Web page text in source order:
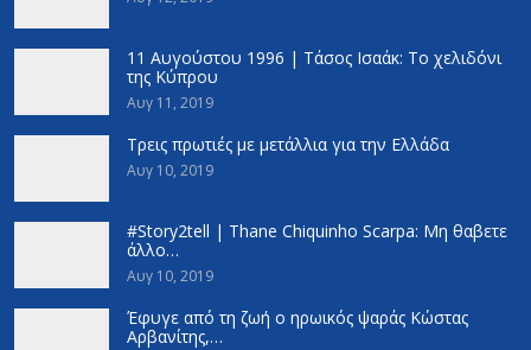
11 Αυγούστου 1996 | Τάσος Ισαάκ: Το χελιδόνι
της Κύπρου
Αυγ 11, 2019
Τρεις πρωτιές με μετάλλια για την Ελλάδα
Αυγ 10, 2019
#Story2tell | Thane Chiquinho Scarpa: Μη θαβετε
άλλο…
Αυγ 10, 2019
Έφυγε από τη ζωή ο ηρωικός ψαράς Κώστας
Αρβανίτης,…